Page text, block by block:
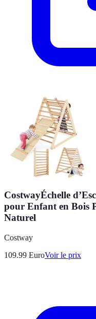
CostwayÉchelle
pour Enfant en Bois
Naturel
Costway
109.99 EuroVoir le prix